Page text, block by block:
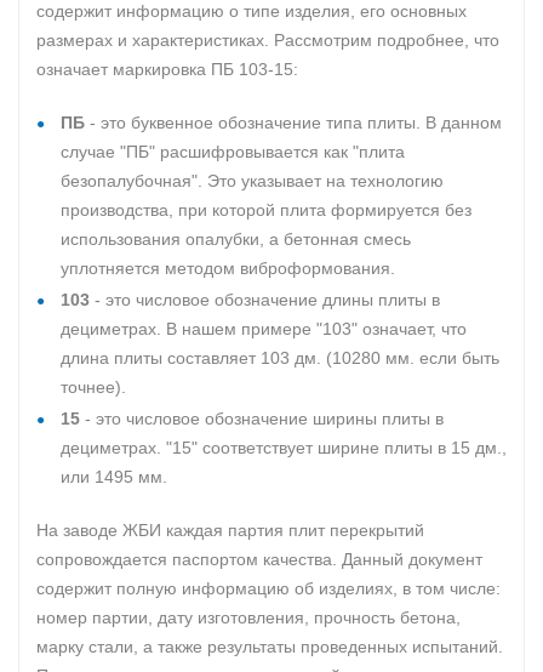
содержит информацию о типе изделия, его основных
размерах и характеристиках. Рассмотрим подробнее, что
означает маркировка ПБ 103-15:
ПБ - это буквенное обозначение типа плиты. В данном
случае "ПБ" расшифровывается как "плита
безопалубочная". Это указывает на технологию
производства, при которой плита формируется без
использования опалубки, а бетонная смесь
уплотняется методом виброформования.
103 - это числовое обозначение длины плиты в
дециметрах. В нашем примере "103" означает, что
длина плиты составляет 103 дм. (10280 мм. если быть
точнее).
15 - это числовое обозначение ширины плиты в
дециметрах. "15" соответствует ширине плиты в 15 дм.,
или 1495 мм.
На заводе ЖБИ каждая партия плит перекрытий
сопровождается паспортом качества. Данный документ
содержит полную информацию об изделиях, в том числе:
номер партии, дату изготовления, прочность бетона,
марку стали, а также результаты проведенных испытаний.